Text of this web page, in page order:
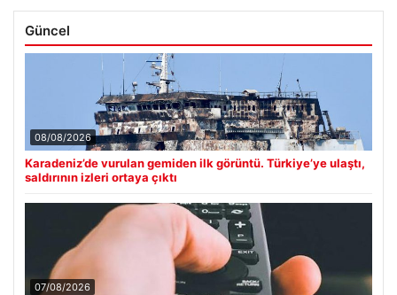
Güncel
08/08/2026
Karadeniz’de vurulan gemiden ilk görüntü. Türkiye’ye ulaştı,
saldırının izleri ortaya çıktı
07/08/2026